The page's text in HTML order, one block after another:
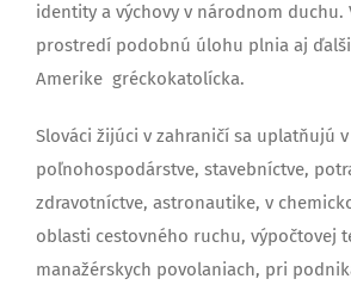
identity a výchovy v národnom duchu.
prostredí podobnú úlohu plnia aj
Amerike gréckokatolícka.
Slováci žijúci v zahraničí sa uplatňujú v
poľnohospodárstve, stavebníctve,
zdravotníctve, astronautike, v
oblasti cestovného ruchu, výpočtovej
manažérskych povolaniach, pri